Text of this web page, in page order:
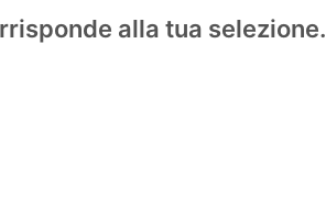
alla tua selezione.